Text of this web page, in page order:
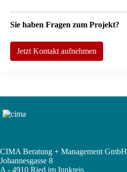
Sie haben Fragen zum Projekt?
Jetzt Kontakt aufnehmen
CIMA Beratung + Management GmbH
Johannesgasse 8
A - 4910 Ried im Innkreis